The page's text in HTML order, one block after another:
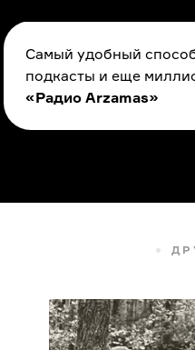
Самый удобный
подкасты и еще
«Радио Arzamas»